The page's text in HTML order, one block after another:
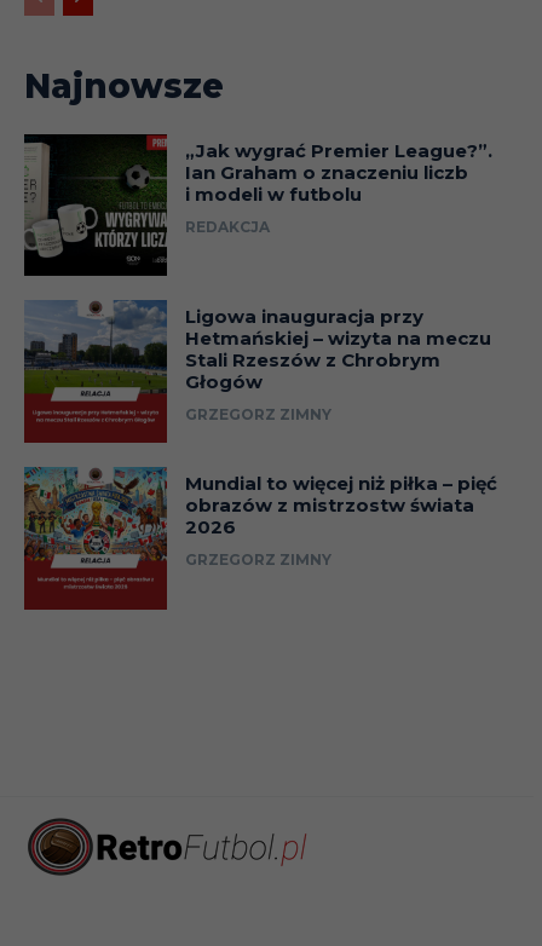
Najnowsze
„Jak wygrać Premier League?”.
Ian Graham o znaczeniu liczb
i modeli w futbolu
REDAKCJA
Ligowa inauguracja przy
Hetmańskiej – wizyta na meczu
Stali Rzeszów z Chrobrym
Głogów
GRZEGORZ ZIMNY
Mundial to więcej niż piłka – pięć
obrazów z mistrzostw świata
2026
GRZEGORZ ZIMNY